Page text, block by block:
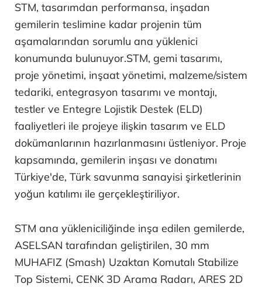
STM, tasarımdan performansa, inşadan
gemilerin teslimine kadar projenin tüm
aşamalarından sorumlu ana yüklenici
konumunda bulunuyor.STM, gemi tasarımı,
proje yönetimi, inşaat yönetimi, malzeme/sistem
tedariki, entegrasyon tasarımı ve montajı,
testler ve Entegre Lojistik Destek (ELD)
faaliyetleri ile projeye ilişkin tasarım ve ELD
dokümanlarının hazırlanmasını üstleniyor. Proje
kapsamında, gemilerin inşası ve donatımı
Türkiye'de, Türk savunma sanayisi şirketlerinin
yoğun katılımı ile gerçekleştiriliyor.
STM ana yükleniciliğinde inşa edilen gemilerde,
ASELSAN tarafından geliştirilen, 30 mm
MUHAFIZ (Smash) Uzaktan Komutalı Stabilize
Top Sistemi, CENK 3D Arama Radarı, ARES 2D